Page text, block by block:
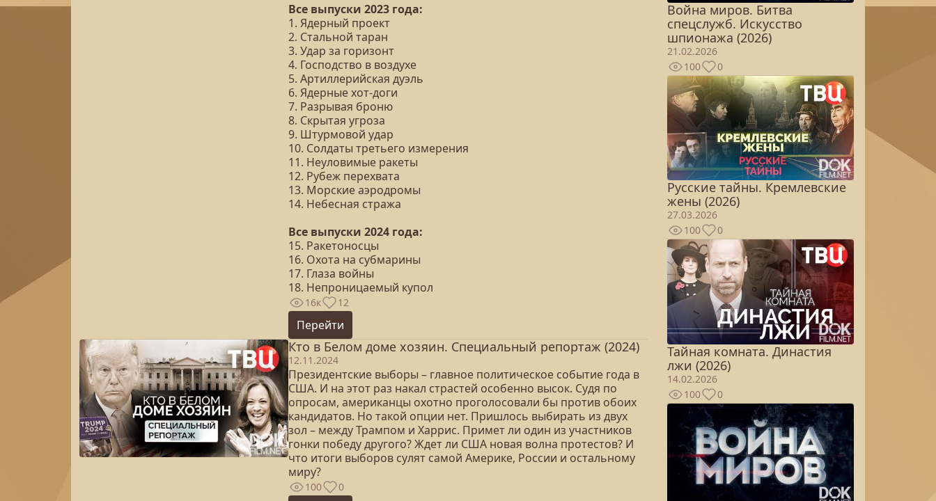
Все выпуски 2023 года:
1. Ядерный проект
2. Стальной таран
3. Удар за горизонт
4. Господство в воздухе
5. Артиллерийская дуэль
6. Ядерные хот-доги
7. Разрывая броню
8. Скрытая угроза
9. Штурмовой удар
10. Солдаты третьего измерения
11. Неуловимые ракеты
12. Рубеж перехвата
13. Морские аэродромы
14. Небесная стража
Все выпуски 2024 года:
15. Ракетоносцы
16. Охота на субмарины
17. Глаза войны
18. Непроницаемый купол
16к 12
Перейти
Кто в Белом доме хозяин. Специальный репортаж (2024)
12.11.2024
Президентские выборы – главное политическое событие года в
США. И на этот раз накал страстей особенно высок. Судя по
опросам, американцы охотно проголосовали бы против обоих
кандидатов. Но такой опции нет. Пришлось выбирать из двух
зол – между Трампом и Харрис. Примет ли один из участников
гонки победу другого? Ждет ли США новая волна протестов? И
что итоги выборов сулят самой Америке, России и остальному
миру?
100 0
Война миров. Битва
спецслужб. Искусство
шпионажа (2026)
21.02.2026
100
0
Русские тайны. Кремлевские
жены (2026)
27.03.2026
100
0
Тайная комната. Династия
лжи (2026)
14.02.2026
100
0